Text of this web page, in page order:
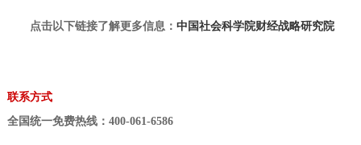
点击以下链接了解更多信息： 中国社会科学院财经战略研究院
联系方式
全国统一免费热线：400-061-6586